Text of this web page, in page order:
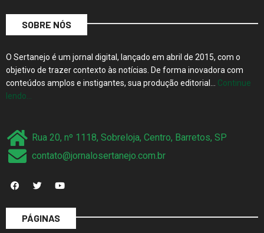
SOBRE NÓS
O Sertanejo é um jornal digital, lançado em abril de 2015, com o
objetivo de trazer contexto às notícias. De forma inovadora com
conteúdos amplos e instigantes, sua produção editorial… Continue
lendo…
Rua 20, nº 1118, Sobreloja, Centro, Barretos, SP
contato@jornalosertanejo.com.br
PÁGINAS